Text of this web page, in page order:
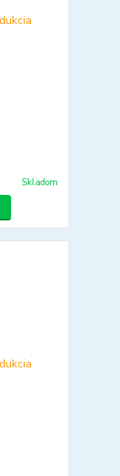
Skladom